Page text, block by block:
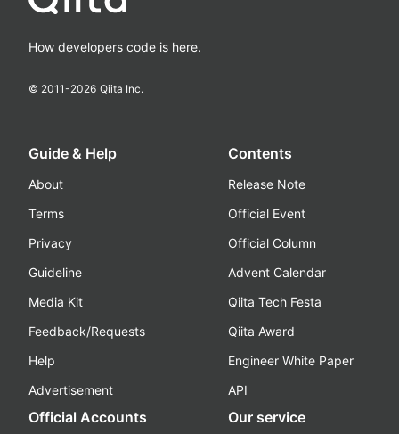
How developers code is here.
© 2011-2026 Qiita Inc.
Guide & Help
About
Terms
Privacy
Guideline
Media Kit
Feedback/Requests
Help
Advertisement
Contents
Release Note
Official Event
Official Column
Advent Calendar
Qiita Tech Festa
Qiita Award
Engineer White Paper
API
Official Accounts Our service